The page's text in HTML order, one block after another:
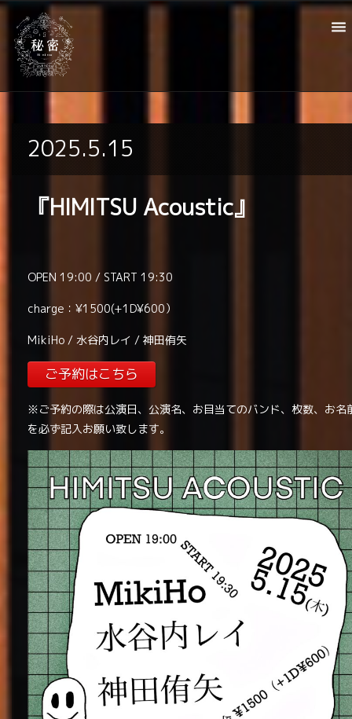
2025.5.15
『HIMITSU Acoustic』
OPEN 19:00 / START 19:30
charge：¥1500(+1D¥600）
MikiHo / 水谷内レイ / 神田侑矢
ご予約はこちら
※ご予約の際は公演日、公演名、お目当てのバンド、枚数、お名
を必ず記入お願い致します。